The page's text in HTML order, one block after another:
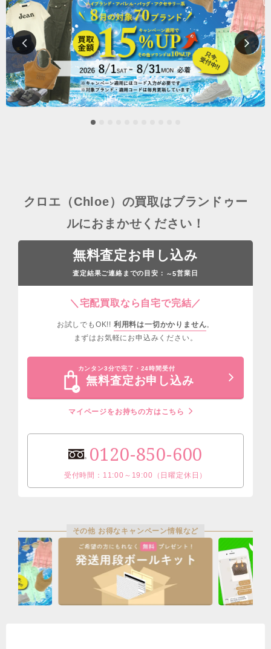
クロエ（Chloe）の買取はブランドゥー
ルにおまかせください！
無料査定お申し込み
査定結果ご連絡までの目安： ～5営業日
＼宅配買取なら自宅で完結／
お試しでもOK!! 利用料は一切かかりません。
まずはお気軽にお申込みください。
カンタン3分で完了・24時間受付
無料査定お申し込み
マイページをお持ちの方はこちら
0120-850-600
受付時間：11:00～19:00（日曜定休日）
その他 お得なキャンペーン情報など